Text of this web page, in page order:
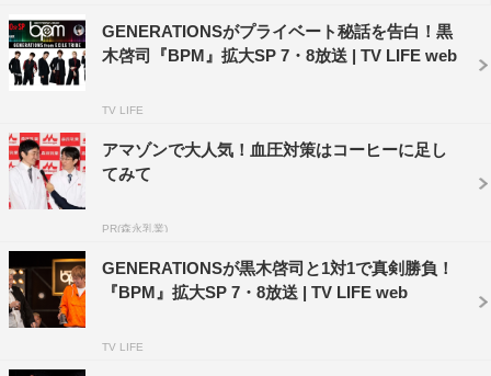
©AbemaTV
AbemaTV
SHOKICHI 黒木啓司
GENERATIONSがプライベート秘話を告白！黒
木啓司『BPM』拡大SP 7・8放送 | TV LIFE web
TV LIFE
アマゾンで大人気！血圧対策はコーヒーに足し
てみて
PR(森永乳業)
GENERATIONSが黒木啓司と1対1で真剣勝負！
『BPM』拡大SP 7・8放送 | TV LIFE web
TV LIFE